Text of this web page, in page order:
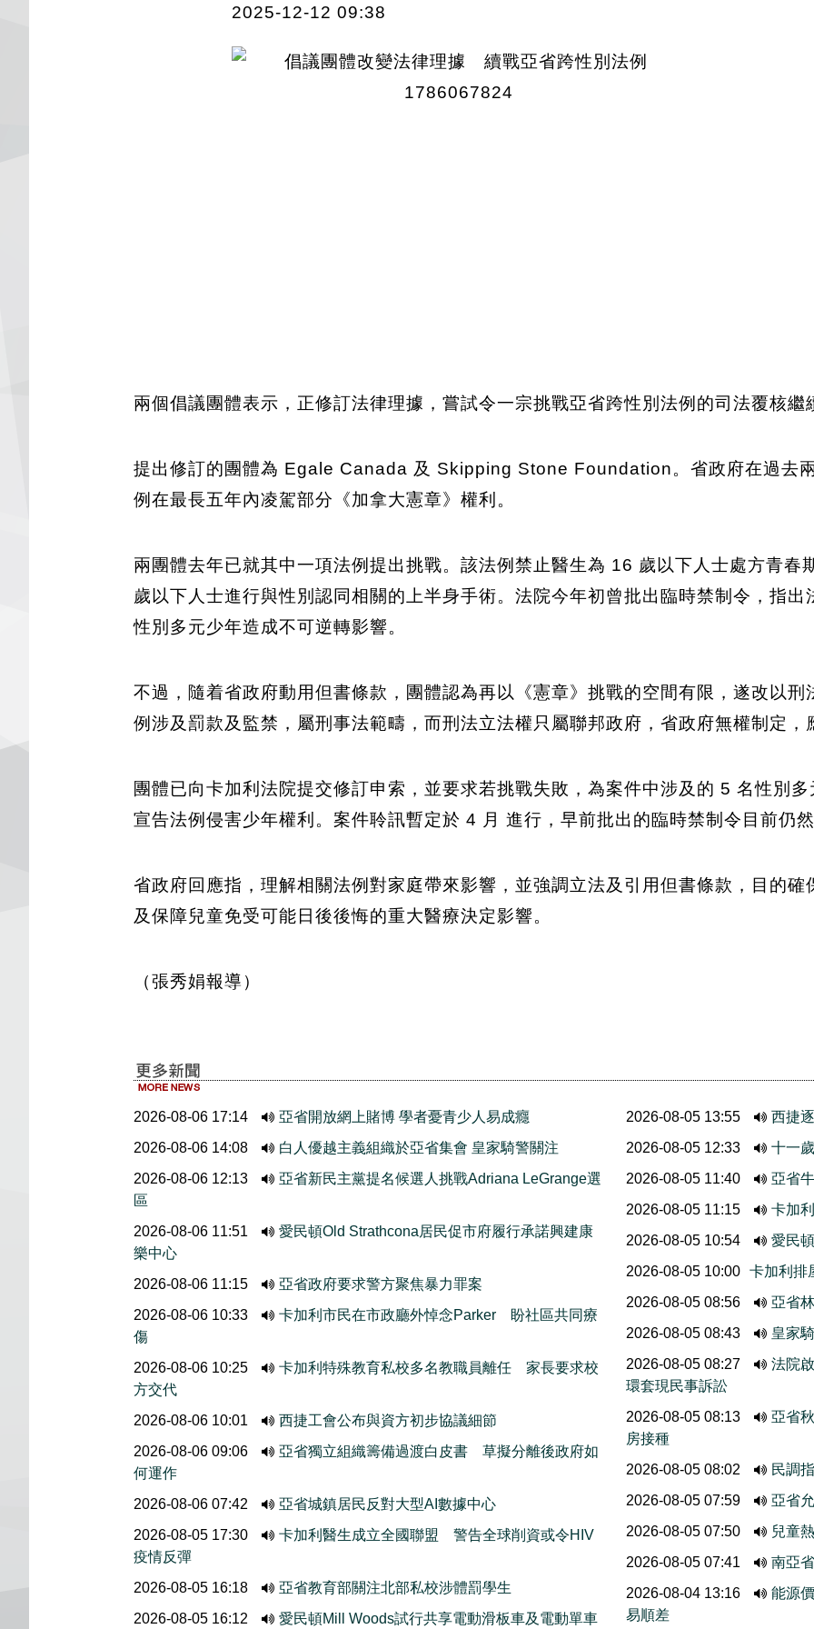
2025-12-12 09:38
兩個倡議團體表示，正修訂法律理據，嘗試令一宗挑戰亞省跨性別法例的司法覆核繼
提出修訂的團體為 Egale Canada 及 Skipping Stone Foundation。省政府在過去
例在最長五年內凌駕部分《加拿大憲章》權利。
兩團體去年已就其中一項法例提出挑戰。該法例禁止醫生為 16 歲以下人士處方青春
歲以下人士進行與性別認同相關的上半身手術。法院今年初曾批出臨時禁制令，指
性別多元少年造成不可逆轉影響。
不過，隨着省政府動用但書條款，團體認為再以《憲章》挑戰的空間有限，遂改以
例涉及罰款及監禁，屬刑事法範疇，而刑法立法權只屬聯邦政府，省政府無權制定，
團體已向卡加利法院提交修訂申索，並要求若挑戰失敗，為案件中涉及的 5 名性別
宣告法例侵害少年權利。案件聆訊暫定於 4 月 進行，早前批出的臨時禁制令目前仍
省政府回應指，理解相關法例對家庭帶來影響，並強調立法及引用但書條款，目的
及保障兒童免受可能日後後悔的重大醫療決定影響。
（張秀娟報導）
2026-08-06 17:14
亞省開放網上賭博 學者憂青少人易成癮
2026-08-06 14:08
白人優越主義組織於亞省集會 皇家騎警關注
2026-08-06 12:13
亞省新民主黨提名候選人挑戰Adriana LeGrange選
區
2026-08-06 11:51
愛民頓Old Strathcona居民促市府履行承諾興建康
樂中心
2026-08-06 11:15
亞省政府要求警方聚焦暴力罪案
2026-08-06 10:33
卡加利市民在市政廳外悼念Parker 盼社區共同療
傷
2026-08-06 10:25
卡加利特殊教育私校多名教職員離任 家長要求校
方交代
2026-08-06 10:01
西捷工會公布與資方初步協議細節
2026-08-06 09:06
亞省獨立組織籌備過渡白皮書 草擬分離後政府如
何運作
2026-08-06 07:42
亞省城鎮居民反對大型AI數據中心
2026-08-05 17:30
卡加利醫生成立全國聯盟 警告全球削資或令HIV
疫情反彈
2026-08-05 16:18
亞省教育部關注北部私校涉體罰學生
2026-08-05 16:12
愛民頓Mill Woods試行共享電動滑板車及電動單車
2026-08-05 13:55
西捷
2026-08-05 12:33
十一
2026-08-05 11:40
亞省
2026-08-05 11:15
卡加
2026-08-05 10:54
愛民
2026-08-05 10:00
卡加利排
2026-08-05 08:56
亞省
2026-08-05 08:43
皇家
2026-08-05 08:27
法院
環套現民事訴訟
2026-08-05 08:13
亞省
房接種
2026-08-05 08:02
民調
2026-08-05 07:59
亞省
2026-08-05 07:50
兒童
2026-08-05 07:41
南亞
2026-08-04 13:16
能源
易順差